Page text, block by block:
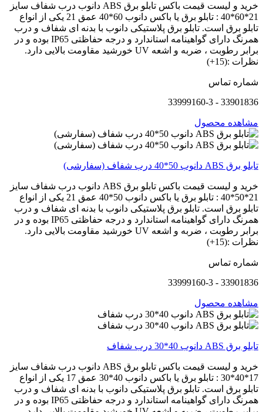
خرید و لیست قیمت باکس تابلو برق ABS دانوب درب شفاف سایز
21*60*40 : تابلو برق یا باکس دانوب 60*40 عمق 21 یکی از انواع
تابلو برق است. تابلو برق پلاستیکی دانوب با بدنه ای شفاف و درب
همرنگ دارای گواهینامه استاندارد و درجه حفاظتی IP65 بوده و در
برابر رطوبت ، ضربه و اشعه UV خورشید مقاومت بالایی دارد.
نظرات :(15+)
شماره تماس
33901836 - 33999160-3
مشاهده محصول
تابلو برق ABS دانوب 50*40 درب شفاف (سفارشی)
خرید و لیست قیمت باکس تابلو برق ABS دانوب درب شفاف سایز
21*50*40 : تابلو برق یا باکس دانوب 50*40 عمق 21 یکی از انواع
تابلو برق است. تابلو برق پلاستیکی دانوب با بدنه ای شفاف و درب
همرنگ دارای گواهینامه استاندارد و درجه حفاظتی IP65 بوده و در
برابر رطوبت ، ضربه و اشعه UV خورشید مقاومت بالایی دارد.
نظرات :(15+)
شماره تماس
33901836 - 33999160-3
مشاهده محصول
تابلو برق ABS دانوب 40*30 درب شفاف
خرید و لیست قیمت باکس تابلو برق ABS دانوب درب شفاف سایز
17*40*30 : تابلو برق یا باکس دانوب 40*30 عمق 17 یکی از انواع
تابلو برق است. تابلو برق پلاستیکی دانوب با بدنه ای شفاف و درب
همرنگ دارای گواهینامه استاندارد و درجه حفاظتی IP65 بوده و در